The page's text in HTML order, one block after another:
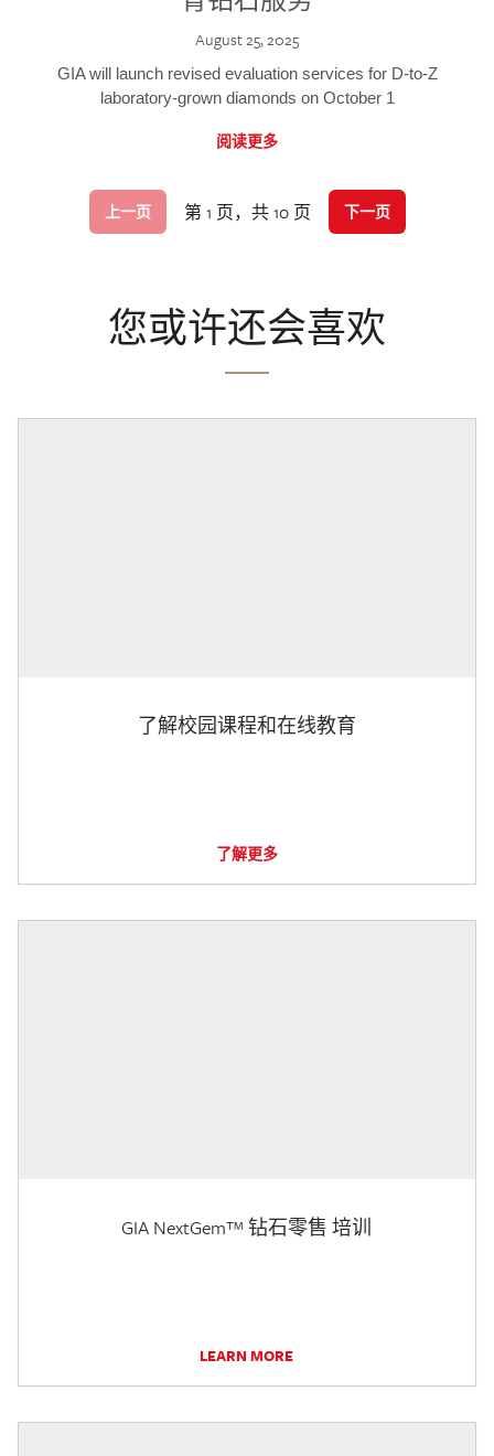
August 25, 2025
GIA will launch revised evaluation services for D-to-Z
laboratory-grown diamonds on October 1
阅读更多
上一页 第 1 页，共 10 页 下一页
您或许还会喜欢
了解校园课程和在线教育
了解更多
GIA NextGem™ 钻石零售 培训
LEARN MORE